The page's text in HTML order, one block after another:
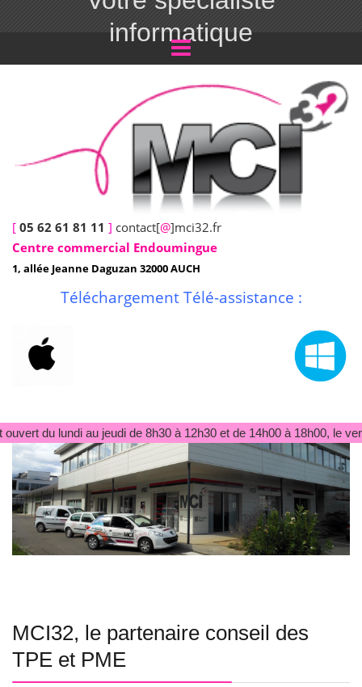
informatique
[ 05 62 61 81 11 ] contact[@]mci32.fr
Centre commercial Endoumingue
1, allée Jeanne Daguzan 32000 AUCH
Téléchargement Télé-assistance :
du lundi au jeudi de 8h30 à 12h30 et de 14h00 à 18h00, le
MCI32, le partenaire conseil des
TPE et PME